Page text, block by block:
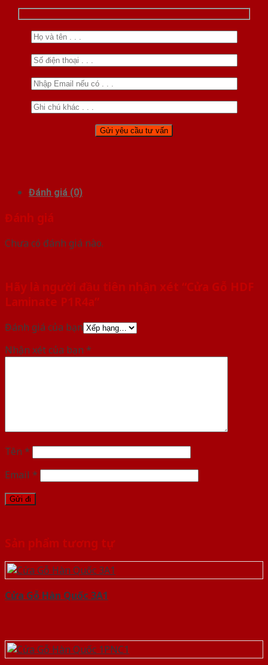
Đánh giá (0)
Đánh giá
Chưa có đánh giá nào.
Hãy là người đầu tiên nhận xét “Cửa Gỗ HDF
Laminate P1R4a”
Đánh giá của bạn
Nhận xét của bạn *
Tên *
Email *
Sản phẩm tương tự
Cửa Gỗ Hàn Quốc 3A1